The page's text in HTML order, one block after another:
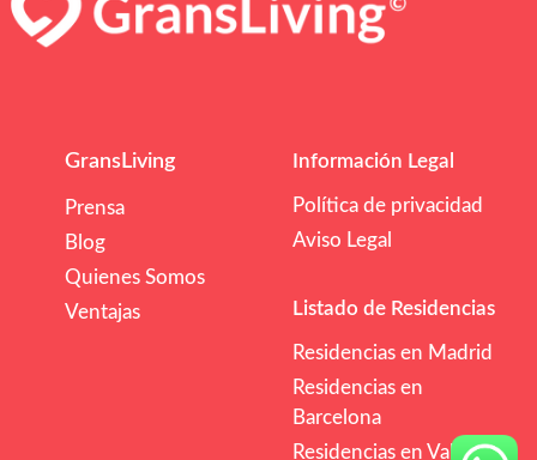
GransLiving
Prensa
Blog
Quienes Somos
Ventajas
Información Legal
Política de privacidad
Aviso Legal
Listado de Residencias
Residencias en Madrid
Residencias en
Barcelona
Residencias en Valencia